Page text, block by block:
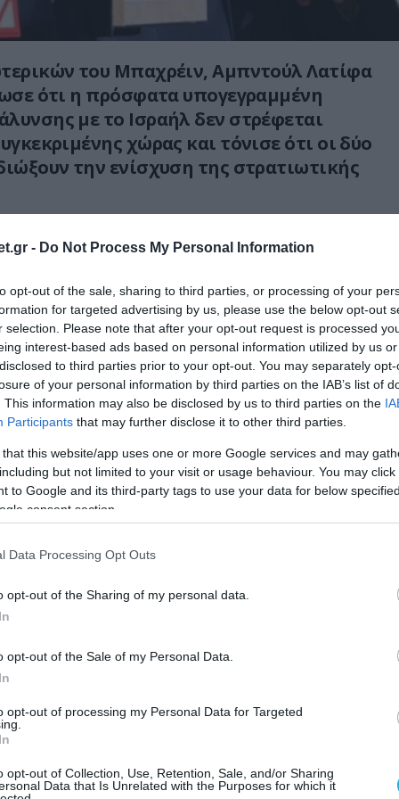
- Do Not Process My Personal Information
opt-out of the sale, sharing to third parties, or processing of your
for targeted advertising by us, please use the below opt-out
selection. Please note that after your opt-out request is processed
interest-based ads based on personal information utilized by us
to third parties prior to your opt-out. You may separately
of your personal information by third parties on the IAB’s list of
This information may also be disclosed by us to third parties on the
Participants that may further disclose it to other third parties.
that this website/app uses one or more Google services and may
but not limited to your visit or usage behaviour. You may
to Google and its third-party tags to use your data for below
consent section.
Data Processing Opt Outs
opt-out of the Sharing of my personal data.
opt-out of the Sale of my Personal Data.
opt-out of processing my Personal Data for Targeted
opt-out of Collection, Use, Retention, Sale, and/or Sharing
Data that Is Unrelated with the Purposes for which it
του Μπαχρέιν, Αμπντούλ Λατίφα
ότι η πρόσφατα υπογεγραμμένη
με το Ισραήλ δεν στρέφεται
χώρας και τόνισε ότι οι δύο
την ενίσχυση της στρατιωτικής
και τις προσπάθειες επίλυσης
περιθώριο της 16ης έκδοσης του «Διαλόγου
σε εξέλιξη στην πρωτεύουσα του
επανέλαβε ότι «μια
ενίσχυση της ασφάλειας στον Κόλπο και
θα πραγματοποιηθεί μόνο όταν οι χώρες
περιφερειακούς συμμάχους και διεθνείς
ότι «αυτές οι συμφωνίες (με το
απάντηση σε συγκεκριμένη απειλή και
συγκεκριμένη χώρα, είναι μόνο σοβαρές
όσον αφορά την επίτευξη ευρείας
και ασφάλειας»
ΑΡΘΡΟ